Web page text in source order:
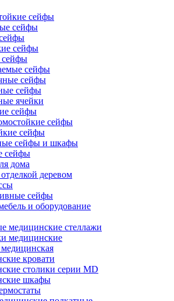
сейфы
сейфы
сейфы
сейфы
сейфы
сейфы
сейфы
ячейки
сейфы
сейфы
сейфы
сейфы и шкафы
сейфы
дома
деревом
сейфы
и оборудование
медицинские стеллажи
медицинские
кровати
столики серии MD
шкафы